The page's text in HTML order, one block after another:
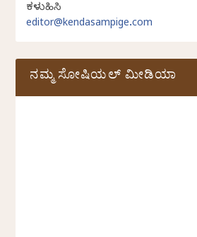
ಕಳುಹಿಸಿ
editor@kendasampige.com
ನಮ್ಮ ಸೋಷಿಯಲ್‌ ಮೀಡಿಯಾ